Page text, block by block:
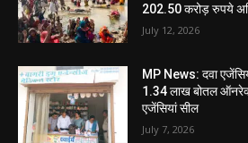
202.50 करोड़ रुपये
July 12, 2026
MP News: दवा
1.34 लाख बोतल
एजेंसियां सील
July 7, 2026